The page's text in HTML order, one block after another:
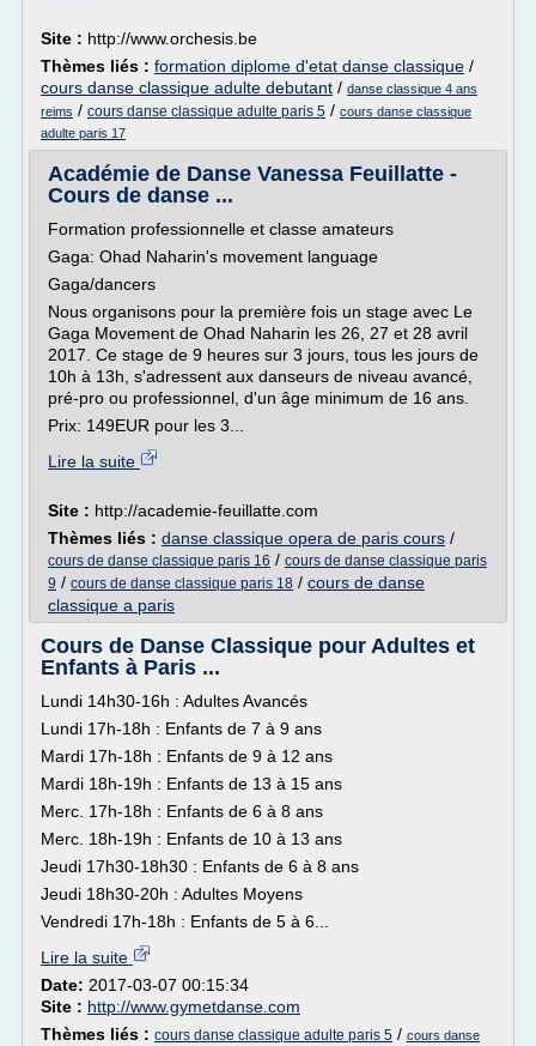
Site : http://www.orchesis.be
Thèmes liés : formation diplome d'etat danse classique /
cours danse classique adulte debutant / danse classique 4 ans
reims / cours danse classique adulte paris 5 / cours danse classique
adulte paris 17
Académie de Danse Vanessa Feuillatte -
Cours de danse ...
Formation professionnelle et classe amateurs
Gaga: Ohad Naharin's movement language
Gaga/dancers
Nous organisons pour la première fois un stage avec Le
Gaga Movement de Ohad Naharin les 26, 27 et 28 avril
2017. Ce stage de 9 heures sur 3 jours, tous les jours de
10h à 13h, s'adressent aux danseurs de niveau avancé,
pré-pro ou professionnel, d'un âge minimum de 16 ans.
Prix: 149EUR pour les 3...
Lire la suite
Site : http://academie-feuillatte.com
Thèmes liés : danse classique opera de paris cours /
cours de danse classique paris 16 / cours de danse classique paris
9 / cours de danse classique paris 18 / cours de danse
classique a paris
Cours de Danse Classique pour Adultes et
Enfants à Paris ...
Lundi 14h30-16h : Adultes Avancés
Lundi 17h-18h : Enfants de 7 à 9 ans
Mardi 17h-18h : Enfants de 9 à 12 ans
Mardi 18h-19h : Enfants de 13 à 15 ans
Merc. 17h-18h : Enfants de 6 à 8 ans
Merc. 18h-19h : Enfants de 10 à 13 ans
Jeudi 17h30-18h30 : Enfants de 6 à 8 ans
Jeudi 18h30-20h : Adultes Moyens
Vendredi 17h-18h : Enfants de 5 à 6...
Lire la suite
Date: 2017-03-07 00:15:34
Site : http://www.gymetdanse.com
Thèmes liés : cours danse classique adulte paris 5 / cours danse